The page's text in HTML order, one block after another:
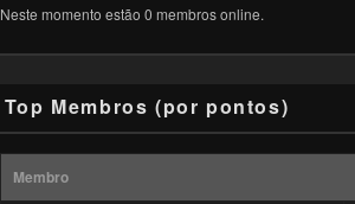
Neste momento estão 0 membros online.
Top Membros (por pontos)
Membro